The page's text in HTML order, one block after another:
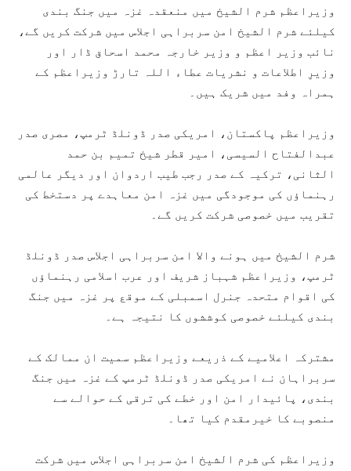
وزیراعظم شرم الشیخ میں منعقدہ غزہ میں جنگ بندی
کیلئے شرم الشیخ امن سربراہی اجلاس میں شرکت کریں گے،
نائب وزیر اعظم و وزیر خارجہ محمد اسحاق ڈار اور
وزیرِ اطلاعات و نشریات عطاء اللہ تارڑ وزیراعظم کے
ہمراہ وفد میں شریک ہیں۔
وزیراعظم پاکستان، امریکی صدر ڈونلڈ ٹرمپ، مصری صدر
عبدالفتاح السیسی، امیر قطر شیخ تمیم بن حمد
الثانی، ترکیہ کے صدر رجب طیب اردوان اور دیگر عالمی
رہنماؤں کی موجودگی میں غزہ امن معاہدے پر دستخط کی
تقریب میں خصوصی شرکت کریں گے۔
شرم الشیخ میں ہونے والا امن سربراہی اجلاس صدر ڈونلڈ
ٹرمپ، وزیراعظم شہباز شریف اور عرب اسلامی رہنماؤں
کی اقوام متحدہ جنرل اسمبلی کے موقع پر غزہ میں جنگ
بندی کیلئے خصوصی کوششوں کا نتیجہ ہے۔
مشترکہ اعلامیے کے ذریعے وزیراعظم سمیت ان ممالک کے
سربراہان نے امریکی صدر ڈونلڈ ٹرمپ کے غزہ میں جنگ
بندی، پائیدار امن اور خطے کی ترقی کے حوالے سے
منصوبے کا خیرمقدم کیا تھا۔
وزیراعظم کی شرم الشیخ امن سربراہی اجلاس میں شرکت